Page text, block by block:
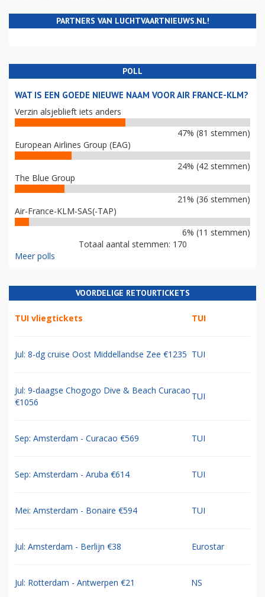
PARTNERS VAN LUCHTVAARTNIEUWS.NL!
POLL
WAT IS EEN GOEDE NIEUWE NAAM VOOR AIR FRANCE-KLM?
Verzin alsjeblieft iets anders
47% (81 stemmen)
European Airlines Group (EAG)
24% (42 stemmen)
The Blue Group
21% (36 stemmen)
Air-France-KLM-SAS(-TAP)
6% (11 stemmen)
Totaal aantal stemmen: 170
Meer polls
VOORDELIGE RETOURTICKETS
TUI vliegtickets TUI
Jul: 8-dg cruise Oost Middellandse Zee €1235 TUI
Jul: 9-daagse Chogogo Dive & Beach Curacao
€1056
TUI
Sep: Amsterdam - Curacao €569 TUI
Sep: Amsterdam - Aruba €614 TUI
Mei: Amsterdam - Bonaire €594 TUI
Jul: Amsterdam - Berlijn €38 Eurostar
Jul: Rotterdam - Antwerpen €21 NS